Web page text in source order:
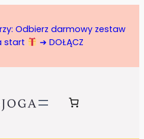
Odbierz darmowy zestaw
start
➔ DOŁĄCZ